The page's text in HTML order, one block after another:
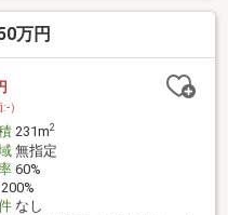
万円
）
231m2
無指定
60%
なし